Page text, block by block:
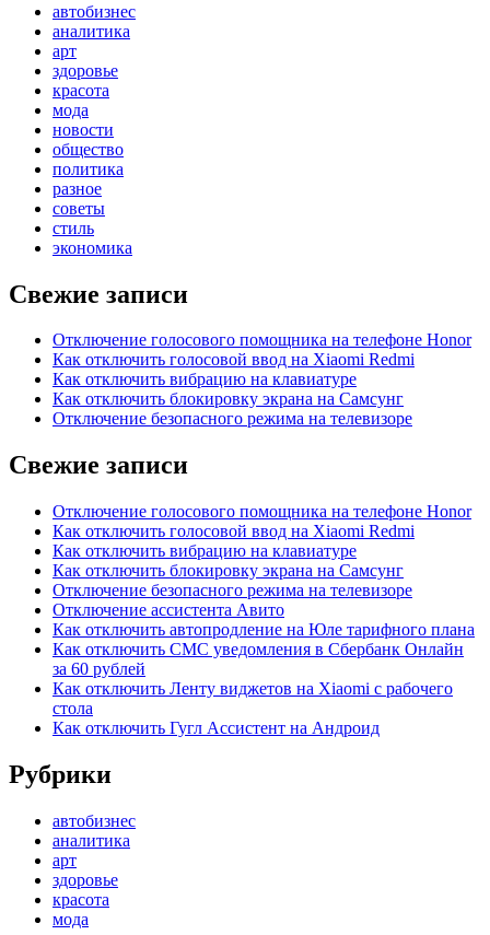
автобизнес
аналитика
арт
здоровье
красота
мода
новости
общество
политика
разное
советы
стиль
экономика
Свежие записи
Отключение голосового помощника на телефоне Honor
Как отключить голосовой ввод на Xiaomi Redmi
Как отключить вибрацию на клавиатуре
Как отключить блокировку экрана на Самсунг
Отключение безопасного режима на телевизоре
Свежие записи
Отключение голосового помощника на телефоне Honor
Как отключить голосовой ввод на Xiaomi Redmi
Как отключить вибрацию на клавиатуре
Как отключить блокировку экрана на Самсунг
Отключение безопасного режима на телевизоре
Отключение ассистента Авито
Как отключить автопродление на Юле тарифного плана
Как отключить СМС уведомления в Сбербанк Онлайн
за 60 рублей
Как отключить Ленту виджетов на Xiaomi с рабочего
стола
Как отключить Гугл Ассистент на Андроид
Рубрики
автобизнес
аналитика
арт
здоровье
красота
мода